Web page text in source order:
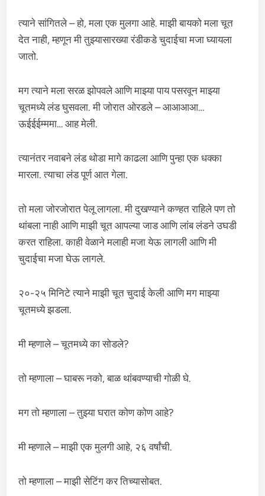
त्याने सांगितले – हो, मला एक मुलगा आहे. माझी बायको मला चूत
देत नाही, म्हणून मी तुझ्यासारख्या रंडीकडे चुदाईचा मजा घ्यायला
जातो.
मग त्याने मला सरळ झोपवले आणि माझ्या पाय पसरवून माझ्या
चूतमध्ये लंड घुसवला. मी जोरात ओरडले – आआआआ…
ऊईईईम्ममा… आह मेली.
त्यानंतर नवाबने लंड थोडा मागे काढला आणि पुन्हा एक धक्का
मारला. त्याचा लंड पूर्ण आत गेला.
तो मला जोरजोरात पेलू लागला. मी दुखण्याने कण्हत राहिले पण तो
थांबला नाही आणि माझी चूत आपल्या जाड आणि लांब लंडने उघडी
करत राहिला. काही वेळाने मलाही मजा येऊ लागली आणि मी
चुदाईचा मजा घेऊ लागले.
२०-२५ मिनिटे त्याने माझी चूत चुदाई केली आणि मग माझ्या
चूतमध्ये झडला.
मी म्हणाले – चूतमध्ये का सोडले?
तो म्हणाला – घाबरू नको, बाळ थांबवण्याची गोळी घे.
मग तो म्हणाला – तुझ्या घरात कोण कोण आहे?
मी म्हणाले – माझी एक मुलगी आहे, २६ वर्षांची.
तो म्हणाला – माझी सेटिंग कर तिच्यासोबत.